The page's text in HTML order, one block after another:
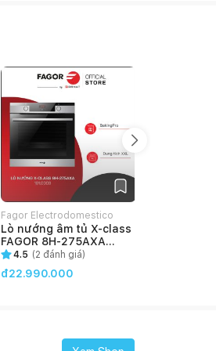
Fagor Electrodomestico
VietNam
Lò nướng âm tủ X-class
FAGOR 8H-275AXA
(101.0003)
4.5 (2 đánh giá)
đ22.990.000